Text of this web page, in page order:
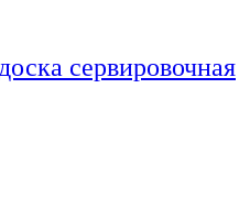
доска сервировочная